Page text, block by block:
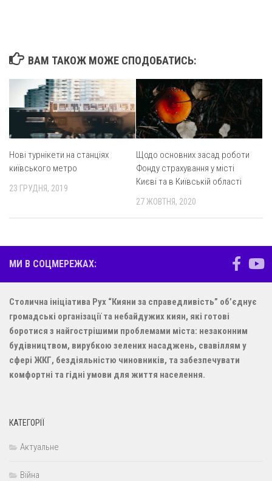
ВАМ ТАКОЖ МОЖЕ СПОДОБАТИСЬ:
Нові турнікети на станціях
київського метро
23 ГРУДНЯ, 2019
Щодо основних засад роботи
Фонду страхування у місті
Києві та в Київській області
27 ЖОВТНЯ, 2020
МИ В СОЦМЕРЕЖАХ:
Столична ініціатива Рух “Кияни за справедливість” об’єднує
громадські організації та небайдужих киян, які готові
боротися з найгострішими проблемами міста: незаконним
будівництвом, вирубкою зелених насаджень, свавіллям у
сфері ЖКГ, бездіяльністю чиновників, та забезпечувати
комфортні та гідні умови для життя населення.
КАТЕГОРІЇ
Актуальне
Війна